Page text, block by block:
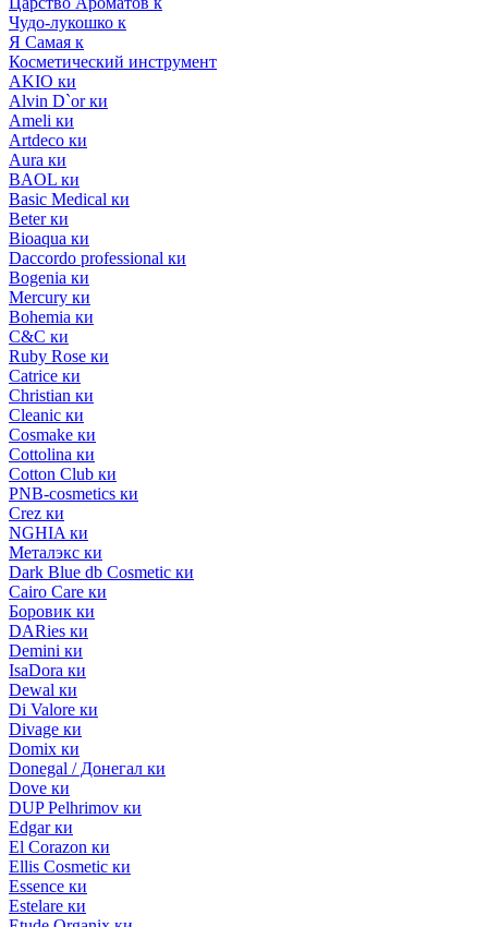
Чудо-лукошко к
Я Самая к
Косметический инструмент
AKIO ки
Alvin D`or ки
Ameli ки
Artdeco ки
Aura ки
BAOL ки
Basic Medical ки
Beter ки
Bioaqua ки
Daccordo professional ки
Bogenia ки
Mercury ки
Bohemia ки
C&C ки
Ruby Rose ки
Catrice ки
Christian ки
Cleanic ки
Cosmake ки
Cottolina ки
Cotton Club ки
PNB-cosmetics ки
Crez ки
NGHIA ки
Металэкс ки
Dark Blue db Cosmetic ки
Cairo Care ки
Боровик ки
DARies ки
Demini ки
IsaDora ки
Dewal ки
Di Valore ки
Divage ки
Domix ки
Donegal / Донегал ки
Dove ки
DUP Pelhrimov ки
Edgar ки
El Corazon ки
Ellis Cosmetic ки
Essence ки
Estelare ки